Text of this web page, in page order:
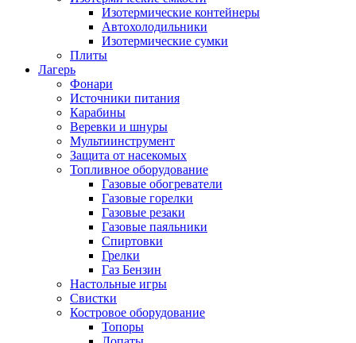
Изотермические контейнеры
Автохолодильники
Изотермические сумки
Плиты
Лагерь
Фонари
Источники питания
Карабины
Веревки и шнуры
Мультиинструмент
Защита от насекомых
Топливное оборудование
Газовые обогреватели
Газовые горелки
Газовые резаки
Газовые паяльники
Спиртовки
Грелки
Газ Бензин
Настольные игры
Свистки
Костровое оборудование
Топоры